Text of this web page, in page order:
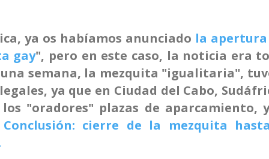
ya os habíamos anunciado la
gay", pero en este caso, la noticia era
semana, la mezquita "igualitaria",
ya que en Ciudad del Cabo,
"oradores" plazas de aparcamiento,
cierre de la mezquita